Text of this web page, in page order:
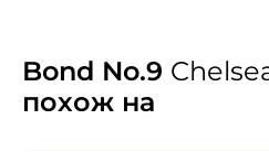
Bond No.9
похож на